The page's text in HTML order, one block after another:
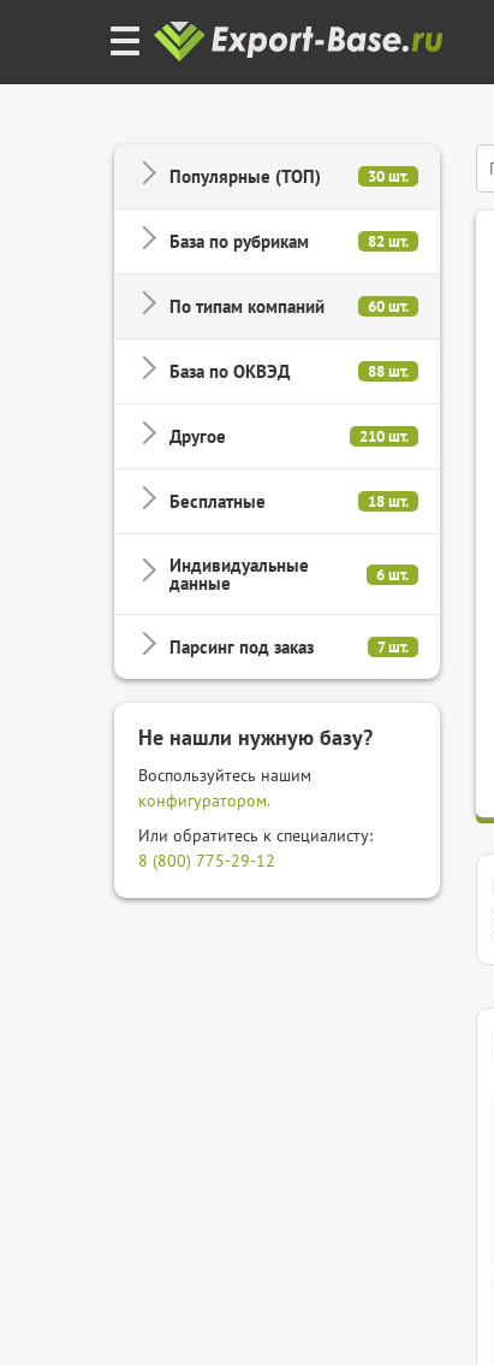
Популярные (ТОП) 30 шт.
База по рубрикам 82 шт.
По типам компаний 60 шт.
База по ОКВЭД 88 шт.
Другое 210 шт.
Бесплатные 18 шт.
Индивидуальные
данные 6 шт.
Парсинг под заказ 7 шт.
Не нашли нужную базу?
Воспользуйтесь нашим
конфигуратором.
Или обратитесь к специалисту:
8 (800) 775-29-12